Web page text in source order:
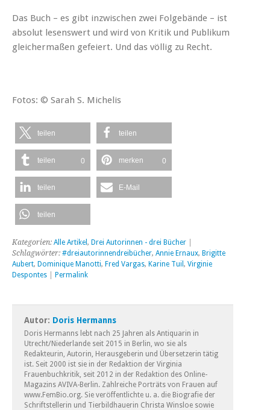
Das Buch – es gibt inzwischen zwei Folgebände – ist
absolut lesenswert und wird von Kritik und Publikum
gleichermaßen gefeiert. Und das völlig zu Recht.
Fotos: © Sarah S. Michelis
teilen teilen
teilen 0 merken 0
teilen E-Mail
teilen
Kategorien: Alle Artikel , Drei Autorinnen - drei Bücher
Schlagwörter: #dreiautorinnendreibücher, Annie Ernaux, Brigitte
Aubert, Dominique Manotti, Fred Vargas, Karine Tuil , Virginie
Despontes
Permalink
Autor: Doris Hermanns
Doris Hermanns lebt nach 25 Jahren als Antiquarin in
Utrecht/Niederlande seit 2015 in Berlin, wo sie als
Redakteurin, Autorin, Herausgeberin und Übersetzerin tätig
ist. Seit 2000 ist sie in der Redaktion der Virginia
Frauenbuchkritik, seit 2012 in der Redaktion des Online-
Magazins AVIVA-Berlin. Zahlreiche Porträts von Frauen auf
www.FemBio.org. Sie veröffentlichte u. a. die Biografie der
Schriftstellerin und Tierbildhauerin Christa Winsloe sowie